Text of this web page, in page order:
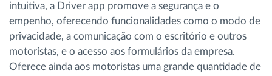
intuitiva, a Driver app promove a segurança e o
empenho, oferecendo funcionalidades como o modo de
privacidade, a comunicação com o escritório e outros
motoristas, e o acesso aos formulários da empresa.
Oferece ainda aos motoristas uma grande quantidade de